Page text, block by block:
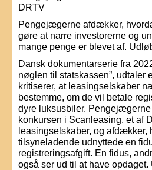
DRTV
Pengejægerne afdækker,
gøre at narre investorerne og
mange penge er blevet af.
Dansk dokumentarserie fra
nøglen til statskassen”, udtaler
kritiserer, at leasingselskaber
bestemme, om de vil betale
dyre luksusbiler.
konkursen i Scanleasing, et af
leasingselskaber, og afdækker,
tilsyneladende udnyttede en
registreringsafgift. En fidus,
også ser ud til at have